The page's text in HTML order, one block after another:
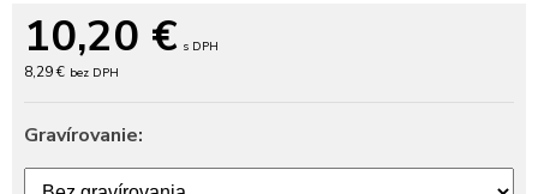
10,20 € s DPH
8,29 € bez DPH
Gravírovanie: